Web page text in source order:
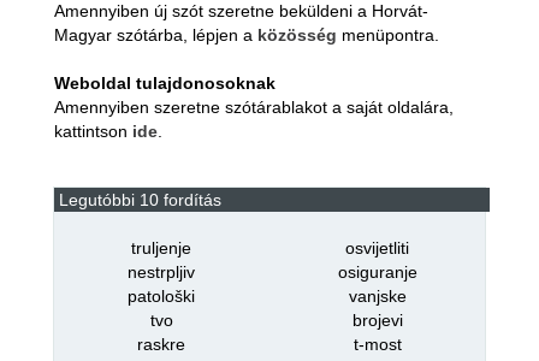
Amennyiben új szót szeretne beküldeni a Horvát-
Magyar szótárba, lépjen a közösség menüpontra.
Weboldal tulajdonosoknak
Amennyiben szeretne szótárablakot a saját oldalára,
kattintson ide.
Legutóbbi 10 fordítás
truljenje
osvijetliti
nestrpljiv
osiguranje
patološki
vanjske
tvo
brojevi
raskre
t-most